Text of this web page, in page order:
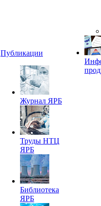
Публикации
Журнал ЯРБ
Труды НТЦ
ЯРБ
Библиотека
ЯРБ